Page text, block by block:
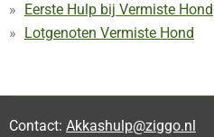
Eerste Hulp bij Vermiste Hond
Lotgenoten Vermiste Hond
Contact: Akkashulp@ziggo.nl